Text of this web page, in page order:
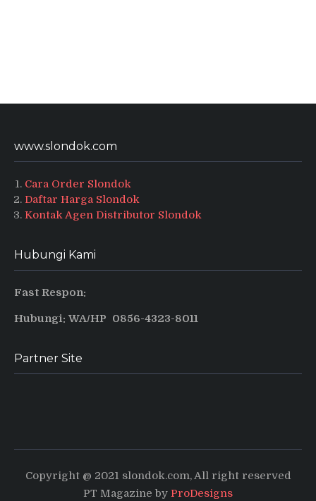
www.slondok.com
Cara Order Slondok
Daftar Harga Slondok
Kontak Agen Distributor Slondok
Hubungi Kami
Fast Respon:
Hubungi: WA/HP 0856-4323-8011
Partner Site
Copyright @ 2021 slondok.com, All right reserved
PT Magazine by ProDesigns